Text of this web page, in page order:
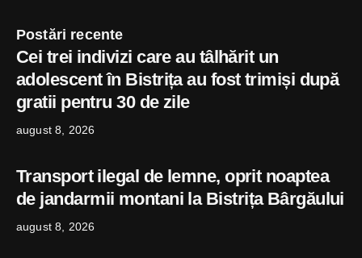
Postări recente
Cei trei indivizi care au tâlhărit un
adolescent în Bistrița au fost trimiși după
gratii pentru 30 de zile
august 8, 2026
Transport ilegal de lemne, oprit noaptea
de jandarmii montani la Bistrița Bârgăului
august 8, 2026